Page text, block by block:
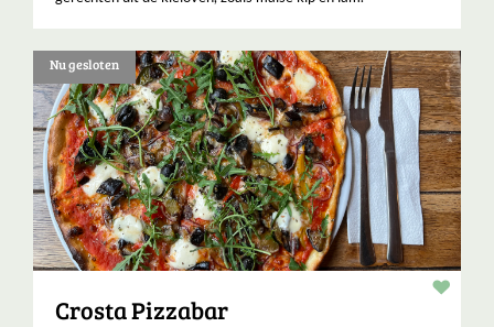
Nu gesloten
Crosta Pizzabar